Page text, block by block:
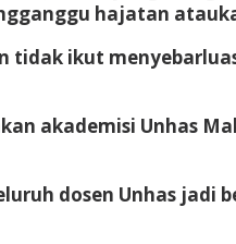
hajatan
ikut
akademisi Unhas
dosen Unhas jadi